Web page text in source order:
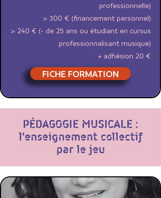
professionnelle)
> 300 € (financement personnel)
> 240 € (- de 25 ans ou étudiant en cursus
professionnalisant musique)
+ adhésion 20 €
FICHE FORMATION
PÉDAGOGIE MUSICALE :
l'enseignement collectif
par le jeu